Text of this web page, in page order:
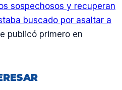
sospechosos y recuperan
buscado por asaltar a
publicó primero en